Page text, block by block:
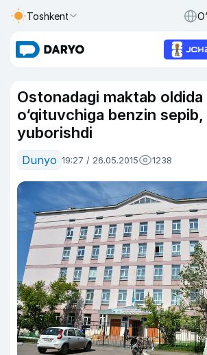
Toshkent
Ostonadagi maktab oldida
o‘qituvchiga benzin
yuborishdi
Dunyo 19:27 / 26.05.2015 1238